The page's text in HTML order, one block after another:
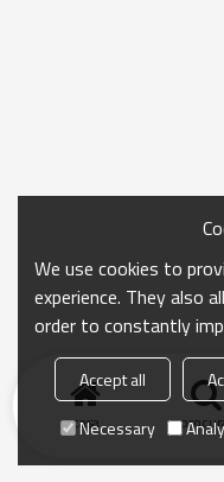
casa
We use cookies to
experience. They also
order to constantly
Accept all
Necessary